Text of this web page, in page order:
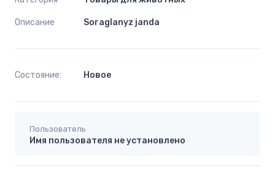
Описание Soraglanyz janda
Состояние: Новoe
Пользователь
Имя пользователя не установлено